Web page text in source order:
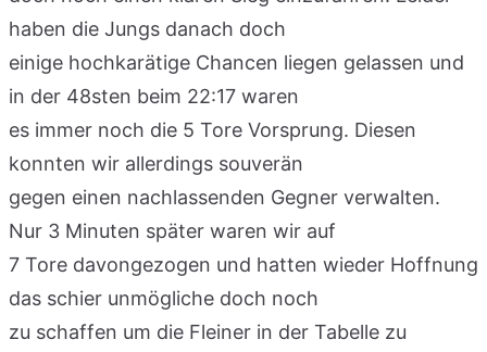
haben die Jungs danach doch
einige hochkarätige Chancen liegen gelassen und
in der 48sten beim 22:17 waren
es immer noch die 5 Tore Vorsprung. Diesen
konnten wir allerdings souverän
gegen einen nachlassenden Gegner verwalten.
Nur 3 Minuten später waren wir auf
7 Tore davongezogen und hatten wieder Hoffnung
das schier unmögliche doch noch
zu schaffen um die Fleiner in der Tabelle zu